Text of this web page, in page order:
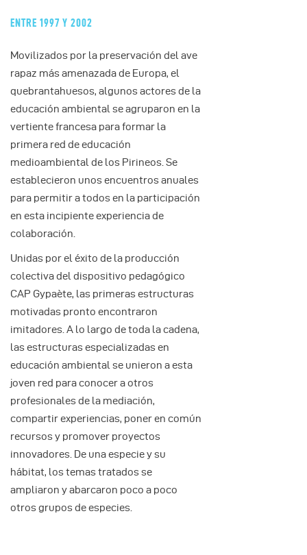
ENTRE 1997 Y 2002
Movilizados por la preservación del ave
rapaz más amenazada de Europa, el
quebrantahuesos, algunos actores de la
educación ambiental se agruparon en la
vertiente francesa para formar la
primera red de educación
medioambiental de los Pirineos. Se
establecieron unos encuentros anuales
para permitir a todos en la participación
en esta incipiente experiencia de
colaboración.
Unidas por el éxito de la producción
colectiva del dispositivo pedagógico
CAP Gypaète, las primeras estructuras
motivadas pronto encontraron
imitadores. A lo largo de toda la cadena,
las estructuras especializadas en
educación ambiental se unieron a esta
joven red para conocer a otros
profesionales de la mediación,
compartir experiencias, poner en común
recursos y promover proyectos
innovadores. De una especie y su
hábitat, los temas tratados se
ampliaron y abarcaron poco a poco
otros grupos de especies.